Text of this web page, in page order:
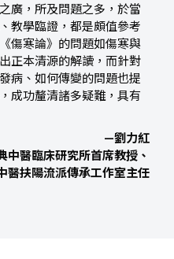
廣，所及問題之多，於當
教學臨證，都是頗值參考
傷寒論》的問題如傷寒與
正本清源的解讀，而針對
病、如何傳變的問題也提
成功釐清諸多疑難，具有
—劉力紅
中醫臨床研究所首席教授、
醫扶陽流派傳承工作室主任